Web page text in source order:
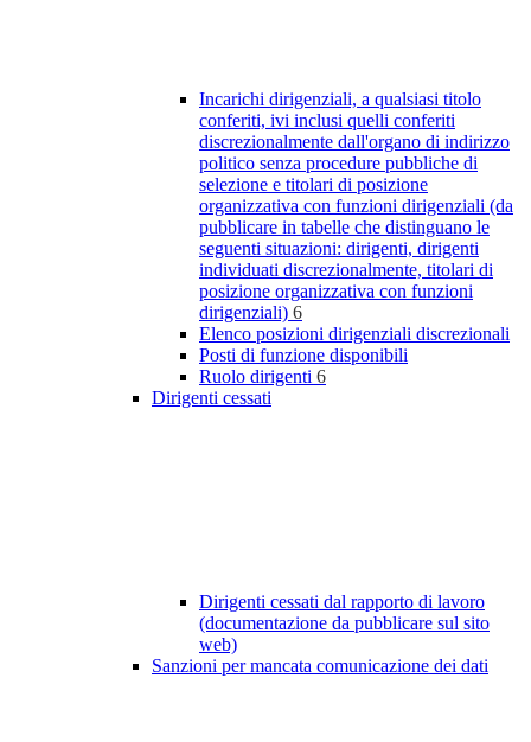
Incarichi dirigenziali, a qualsiasi titolo
conferiti, ivi inclusi quelli conferiti
discrezionalmente dall'organo di indirizzo
politico senza procedure pubbliche di
selezione e titolari di posizione
organizzativa con funzioni dirigenziali (da
pubblicare in tabelle che distinguano le
seguenti situazioni: dirigenti, dirigenti
individuati discrezionalmente, titolari di
posizione organizzativa con funzioni
dirigenziali) 6
Elenco posizioni dirigenziali discrezionali
Posti di funzione disponibili
Ruolo dirigenti 6
Dirigenti cessati
Dirigenti cessati dal rapporto di lavoro
(documentazione da pubblicare sul sito
web)
Sanzioni per mancata comunicazione dei dati